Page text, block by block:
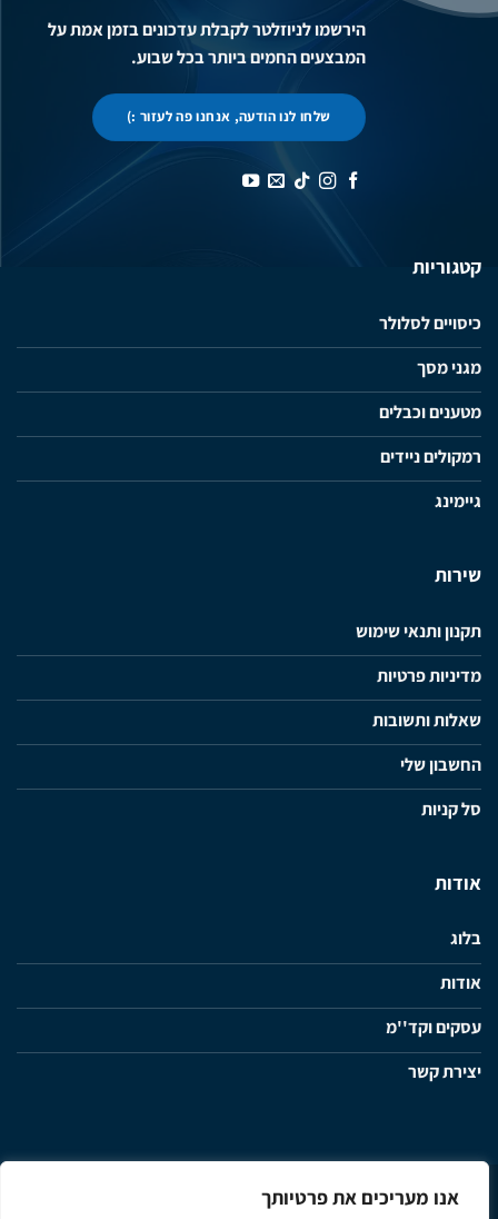
אנו מעריכים את פרטיותך
הירשמו לניוזלטר לקבלת עדכונים בזמן אמת על
המבצעים החמים ביותר בכל שבוע.
שלחו לנו הודעה, אנחנו פה לעזור :)
קטגוריות
כיסויים לסלולר
מגני מסך
מטענים וכבלים
רמקולים ניידים
גיימינג
שירות
תקנון ותנאי שימוש
מדיניות פרטיות
שאלות ותשובות
החשבון שלי
סל קניות
אודות
בלוג
אודות
עסקים וקד''מ
יצירת קשר
מדיניות פרטיות תנאי שימוש ותקנון האתר